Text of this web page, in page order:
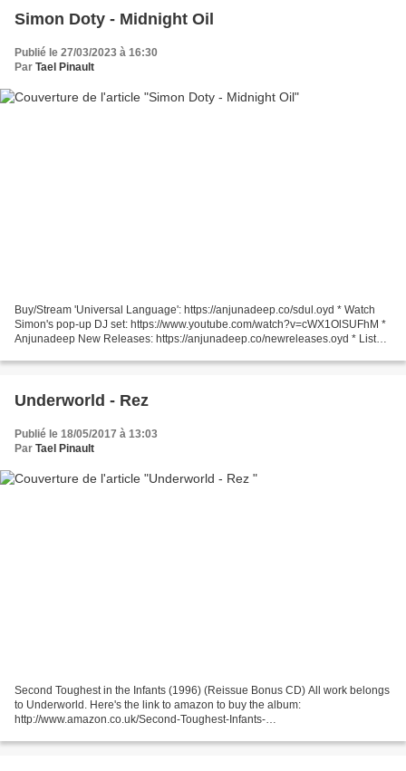
Simon Doty - Midnight Oil
Publié le 27/03/2023 à 16:30
Par Tael Pinault
Buy/Stream 'Universal Language': https://anjunadeep.co/sdul.oyd * Watch
Simon's pop-up DJ set: https://www.youtube.com/watch?v=cWX1OlSUFhM *
Anjunadeep New Releases: https://anjunadeep.co/newreleases.oyd * Listen
Underworld - Rez
Publié le 18/05/2017 à 13:03
Par Tael Pinault
Second Toughest in the Infants (1996) (Reissue Bonus CD) All work belongs
to Underworld. Here's the link to amazon to buy the album:
http://www.amazon.co.uk/Second-Toughest-Infants-